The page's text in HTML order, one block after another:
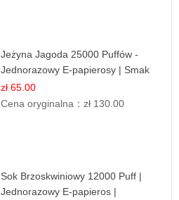
Jeżyna Jagoda 25000 Puffów -
Jednorazowy E-papierosy | Smak
Leśnych Owoców
zł 65.00
Cena oryginalna：zł 130.00
Sok Brzoskwiniowy 12000 Puff |
Jednorazowy E-papieros |